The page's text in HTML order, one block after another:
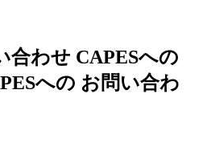
合わせ CAPESへの
への お問い合わ